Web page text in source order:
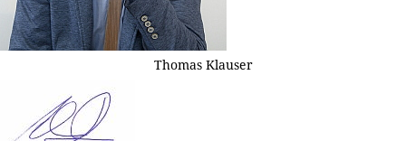
Thomas Klauser